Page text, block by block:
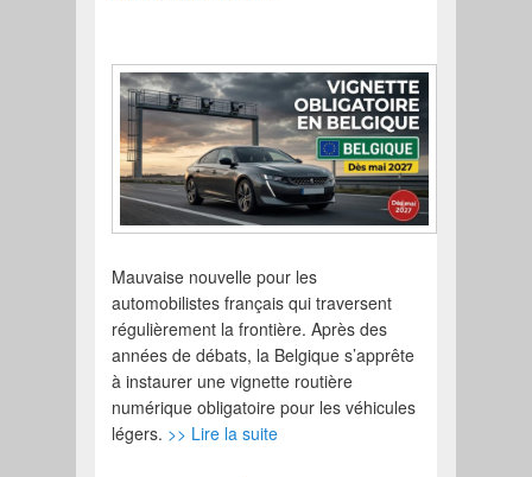
Mauvaise nouvelle pour les
automobilistes français qui traversent
régulièrement la frontière. Après des
années de débats, la Belgique s’apprête
à instaurer une vignette routière
numérique obligatoire pour les véhicules
légers. >> Lire la suite